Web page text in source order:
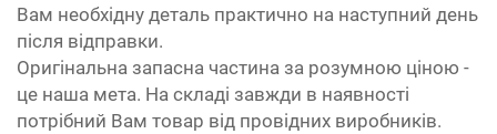
Вам необхідну деталь практично на наступний день
після відправки.
Оригінальна запасна частина за розумною ціною -
це наша мета. На складі завжди в наявності
потрібний Вам товар від провідних виробників.